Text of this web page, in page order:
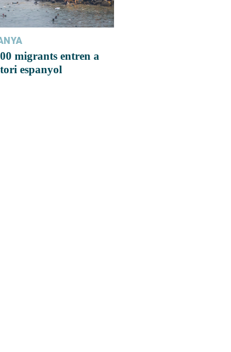
migrants entren a
espanyol